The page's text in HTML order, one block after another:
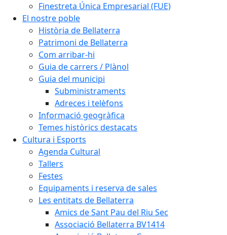
Finestreta Única Empresarial (FUE)
El nostre poble
Història de Bellaterra
Patrimoni de Bellaterra
Com arribar-hi
Guia de carrers / Plànol
Guia del municipi
Subministraments
Adreces i telèfons
Informació geogràfica
Temes històrics destacats
Cultura i Esports
Agenda Cultural
Tallers
Festes
Equipaments i reserva de sales
Les entitats de Bellaterra
Amics de Sant Pau del Riu Sec
Associació Bellaterra BV1414